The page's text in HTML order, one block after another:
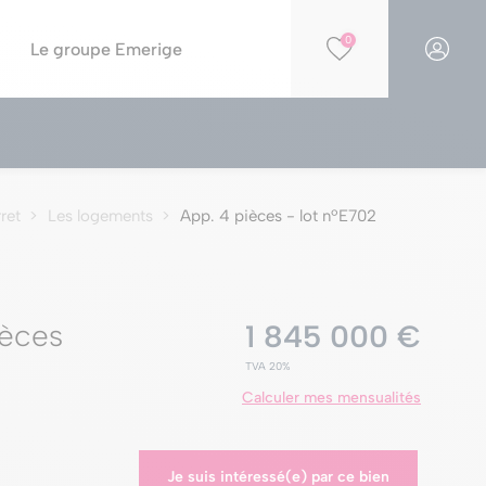
0
Nos résidences en construction
Simulation de capacité d'achat
Le groupe Emerige
Les logements App. 4 pièces - lot nºE702
1 845 000 €
TVA 20%
Calculer mes mensualités
Je suis intéressé(e) par ce bien